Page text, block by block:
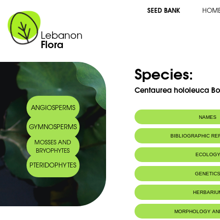
Lebanon
Flora
SEED BANK
ANGIOSPERMS
GYMNOSPERMS
MOSSES AND
BRYOPHYTES
PTERIDOPHYTES
Species:
Centaurea hololeuca
NAMES
BIBLIOGRAPHIC
ECOLOGY
Liban et
MORPHOLOGY